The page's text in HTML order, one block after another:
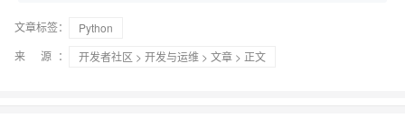
文章标签：
Python
来 源：
开发者社区 > 开发与运维 > 文章 > 正文